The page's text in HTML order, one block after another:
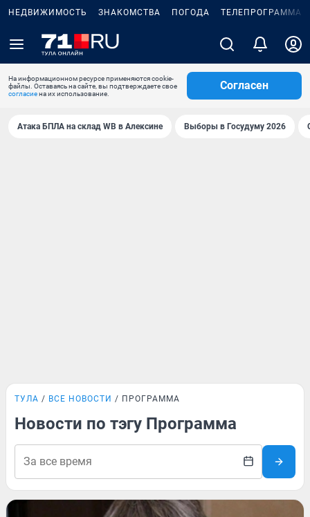
НЕДВИЖИМОСТЬ ЗНАКОМСТВА ПОГОДА ТЕЛЕПРОГРАММА
На информационном ресурсе применяются cookie-
файлы. Оставаясь на сайте, вы подтверждаете свое
согласиена их использование.
Согласен
Атака БПЛА на склад WB в Алексине Выборы в Госудуму 2026
ТУЛА ВСЕ НОВОСТИ ПРОГРАММА
Новости по тэгу Программа